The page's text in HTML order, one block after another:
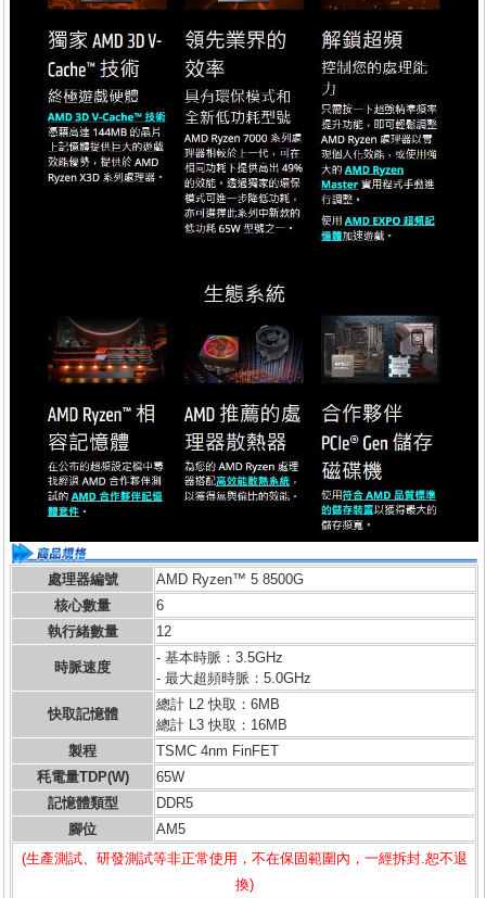
處理器編號
AMD Ryzen™ 5 8500G
核心數量
6
執行緒數量
12
時脈速度
- 基本時脈：3.5GHz
- 最大超頻時脈：5.0GHz
快取記憶體
總計 L2 快取：6MB
總計 L3 快取：16MB
製程
TSMC 4nm FinFET
秏電量TDP(W)
65W
記憶體類型
DDR5
腳位
AM5
(生產測試、研發測試等非正常使用，不在保固範圍內，一經拆封.恕不退
換)